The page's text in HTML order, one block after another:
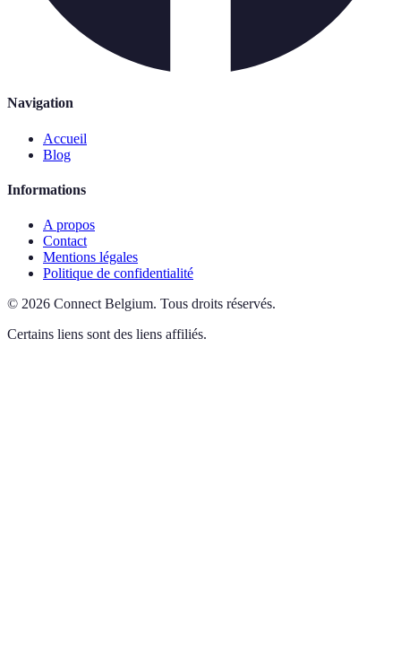
Navigation
Accueil
Blog
Informations
A propos
Contact
Mentions légales
Politique de confidentialité
© 2026 Connect Belgium. Tous droits réservés.
Certains liens sont des liens affiliés.